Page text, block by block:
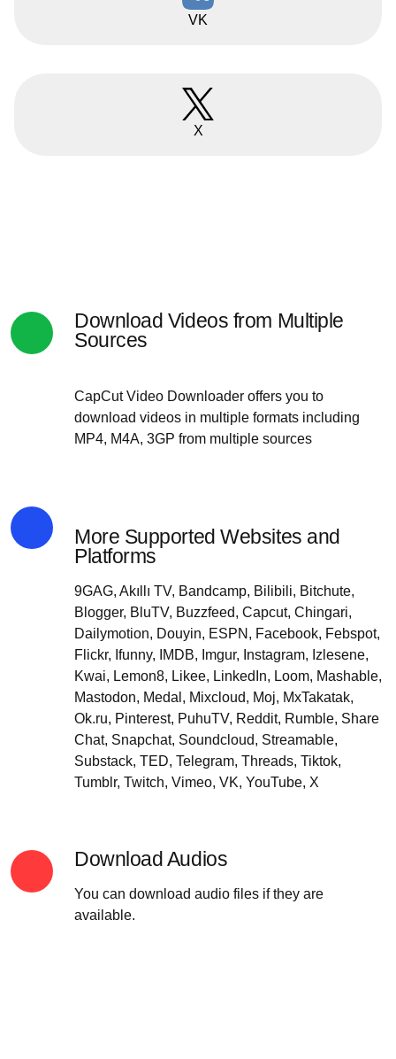
VK
X
Download Videos from Multiple
Sources
CapCut Video Downloader offers you to
download videos in multiple formats including
MP4, M4A, 3GP from multiple sources
More Supported Websites and
Platforms
9GAG, Akıllı TV, Bandcamp, Bilibili, Bitchute,
Blogger, BluTV, Buzzfeed, Capcut, Chingari,
Dailymotion, Douyin, ESPN, Facebook, Febspot,
Flickr, Ifunny, IMDB, Imgur, Instagram, Izlesene,
Kwai, Lemon8, Likee, LinkedIn, Loom, Mashable,
Mastodon, Medal, Mixcloud, Moj, MxTakatak,
Ok.ru, Pinterest, PuhuTV, Reddit, Rumble, Share
Chat, Snapchat, Soundcloud, Streamable,
Substack, TED, Telegram, Threads, Tiktok,
Tumblr, Twitch, Vimeo, VK, YouTube, X
Download Audios
You can download audio files if they are
available.